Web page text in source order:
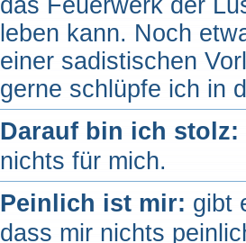
das Feuerwerk der
leben kann. Noch
einer sadistischen
gerne schlüpfe ich in
Darauf bin ich stolz:
nichts für mich.
Peinlich ist mir: gibt
dass mir nichts